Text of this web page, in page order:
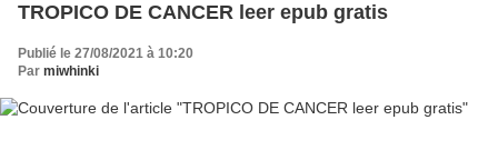
TROPICO DE CANCER leer epub gratis
Publié le 27/08/2021 à 10:20
Par miwhinki